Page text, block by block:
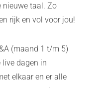
nieuwe taal. Zo
rijk en vol voor jou!
(maand 1 t/m 5)
dagen in
elkaar en er alle